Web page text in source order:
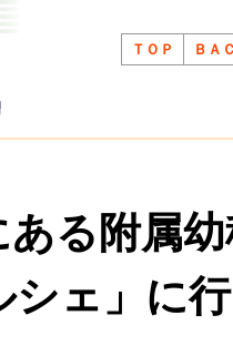
ＴＯＰ ＢＡ
る附属
シェ」に